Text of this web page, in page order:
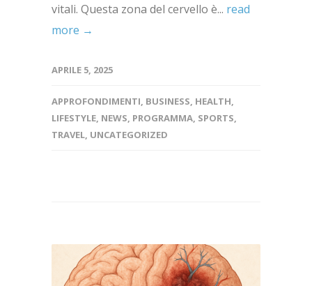
vitali. Questa zona del cervello è... read
more →
APRILE 5, 2025
APPROFONDIMENTI, BUSINESS, HEALTH,
LIFESTYLE, NEWS, PROGRAMMA, SPORTS,
TRAVEL, UNCATEGORIZED